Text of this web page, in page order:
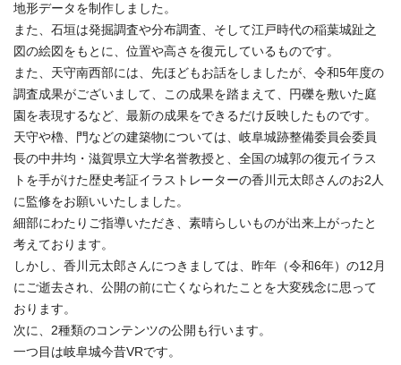
地形データを制作しました。
また、石垣は発掘調査や分布調査、そして江戸時代の稲葉城趾之
図の絵図をもとに、位置や高さを復元しているものです。
また、天守南西部には、先ほどもお話をしましたが、令和5年度の
調査成果がございまして、この成果を踏まえて、円礫を敷いた庭
園を表現するなど、最新の成果をできるだけ反映したものです。
天守や櫓、門などの建築物については、岐阜城跡整備委員会委員
長の中井均・滋賀県立大学名誉教授と、全国の城郭の復元イラス
トを手がけた歴史考証イラストレーターの香川元太郎さんのお2人
に監修をお願いいたしました。
細部にわたりご指導いただき、素晴らしいものが出来上がったと
考えております。
しかし、香川元太郎さんにつきましては、昨年（令和6年）の12月
にご逝去され、公開の前に亡くなられたことを大変残念に思って
おります。
次に、2種類のコンテンツの公開も行います。
一つ目は岐阜城今昔VRです。